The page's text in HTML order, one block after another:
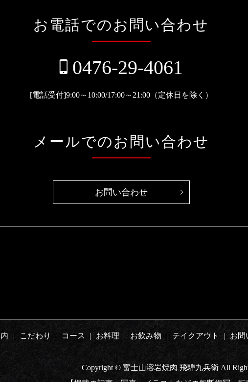
お電話でのお問い合わせ
0476-29-4061
[電話受付]9:00～10:00/17:00～21:00（定休日を除く）
メールでのお問い合わせ
お問い合わせ
こだわり コース お料理 お飲み物 テイクアウト お問
Copyright © 富士山溶岩焼肉 飛騨九兵衛 All